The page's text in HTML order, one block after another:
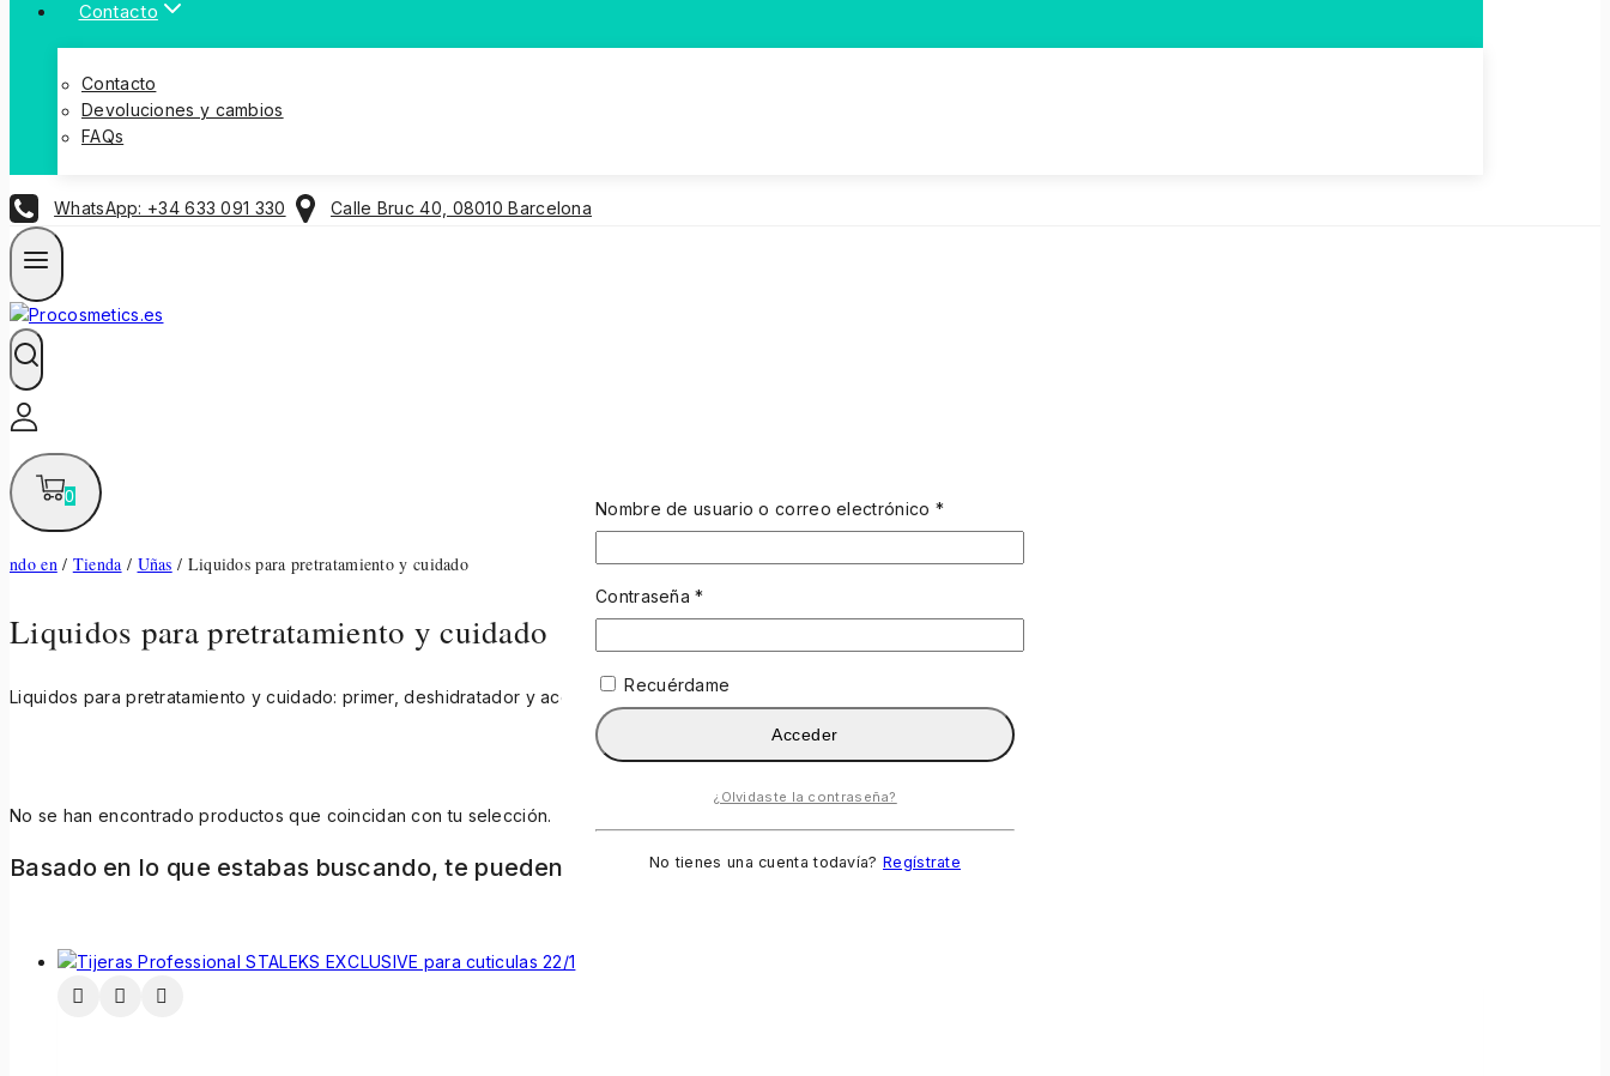
Contacto
Contacto
Devoluciones y cambios
FAQs
WhatsApp: +34 633 091 330 Calle Bruc 40, 08010 Barcelona
0
ndo en / Tienda / Uñas / Liquidos para pretratamiento y cuidado
Liquidos para pretratamiento y cuidado
Liquidos para pretratamiento y cuidado: primer, deshidratador y aceites cutícula. Preparación perfecta de uñas
No se han encontrado productos que coincidan con tu selección.
Basado en lo que estabas buscando, te pueden gustar:
Nombre de usuario o correo electrónico *
Contraseña*
Recuérdame
Acceder
¿Olvidaste la contraseña?
No tienes una cuenta todavía? Regístrate